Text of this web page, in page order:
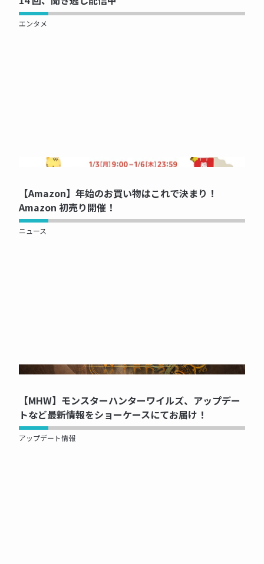
エンタメ
NOW PRINTING...
【Amazon】年始のお買い物はこれで決まり！
Amazon 初売り開催！
ニュース
NOW PRINTING...
【MHW】モンスターハンターワイルズ、アップデー
トなど最新情報をショーケースにてお届け！
アップデート情報